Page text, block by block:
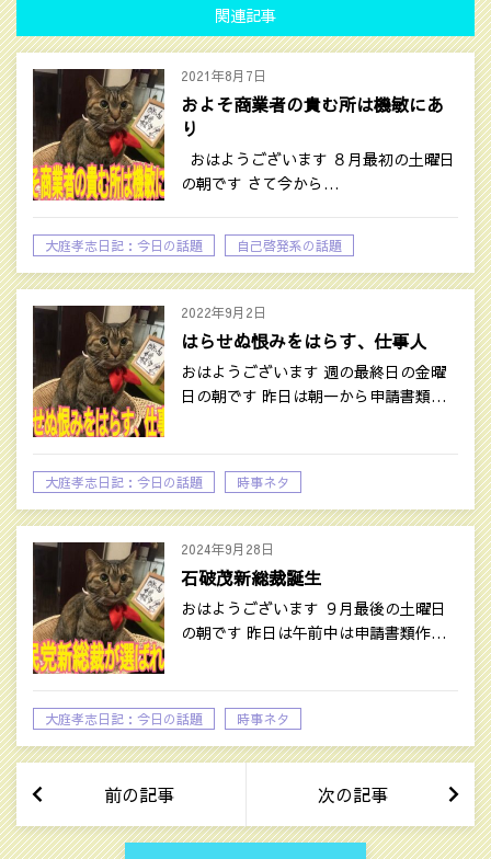
関連記事
2021年8月7日
およそ商業者の貴む所は機敏にあ
り
おはようございます ８月最初の土曜日
の朝です さて今から…
大庭孝志日記：今日の話題 自己啓発系の話題
2022年9月2日
はらせぬ恨みをはらす、仕事人
おはようございます 週の最終日の金曜
日の朝です 昨日は朝一から申請書類…
大庭孝志日記：今日の話題 時事ネタ
2024年9月28日
石破茂新総裁誕生
おはようございます ９月最後の土曜日
の朝です 昨日は午前中は申請書類作…
大庭孝志日記：今日の話題 時事ネタ
前の記事 次の記事